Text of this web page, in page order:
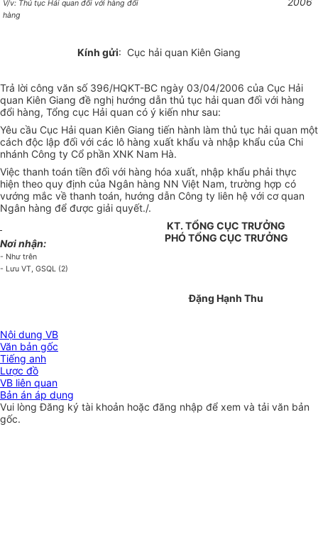
V/v: Thủ tục Hải quan đối với hàng đổi
hàng
Kính gửi: Cục hải quan Kiên Giang
Trả lời công văn số 396/HQKT-BC ngày 03/04/2006 của Cục Hải
quan Kiên Giang đề nghị hướng dẫn thủ tục hải quan đối với hàng
đổi hàng, Tổng cục Hải quan có ý kiến như sau:
Yêu cầu Cục Hải quan Kiên Giang tiến hành làm thủ tục hải quan một
cách độc lập đối với các lô hàng xuất khẩu và nhập khẩu của Chi
nhánh Công ty Cổ phần XNK Nam Hà.
Việc thanh toán tiền đối với hàng hóa xuất, nhập khẩu phải thực
hiện theo quy định của Ngân hàng NN Việt Nam, trường hợp có
vướng mắc về thanh toán, hướng dẫn Công ty liên hệ với cơ quan
Ngân hàng để được giải quyết./.
Nơi nhận:
- Như trên
- Lưu VT, GSQL (2)
KT. TỔNG CỤC TRƯỞNG
PHÓ TỔNG CỤC TRƯỞNG
Đặng Hạnh Thu
Nội dung VB
Văn bản gốc
Tiếng anh
Lược đồ
VB liên quan
Bản án áp dụng
Vui lòngĐăng ký tài khoản hoặc đăng nhập để xem và tải văn bản
gốc.